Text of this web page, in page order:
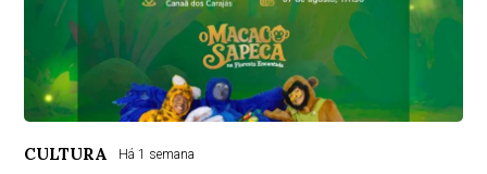
CULTURA Há 1 semana